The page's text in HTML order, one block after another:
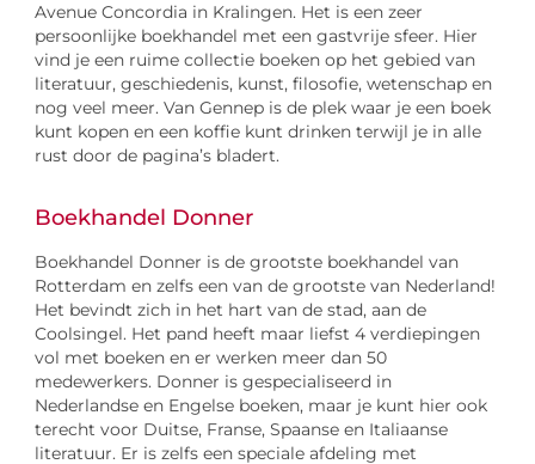
Avenue Concordia in Kralingen. Het is een zeer
persoonlijke boekhandel met een gastvrije sfeer. Hier
vind je een ruime collectie boeken op het gebied van
literatuur, geschiedenis, kunst, filosofie, wetenschap en
nog veel meer. Van Gennep is de plek waar je een boek
kunt kopen en een koffie kunt drinken terwijl je in alle
rust door de pagina’s bladert.
Boekhandel Donner
Boekhandel Donner is de grootste boekhandel van
Rotterdam en zelfs een van de grootste van Nederland!
Het bevindt zich in het hart van de stad, aan de
Coolsingel. Het pand heeft maar liefst 4 verdiepingen
vol met boeken en er werken meer dan 50
medewerkers. Donner is gespecialiseerd in
Nederlandse en Engelse boeken, maar je kunt hier ook
terecht voor Duitse, Franse, Spaanse en Italiaanse
literatuur. Er is zelfs een speciale afdeling met